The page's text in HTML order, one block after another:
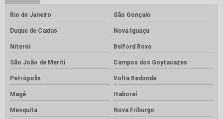
Rio de Janeiro São Gonçalo
Duque de Caxias Nova Iguaçu
Niterói Belford Roxo
São João de Meriti Campos dos Goytacazes
Petrópolis Volta Redonda
Magé Itaboraí
Mesquita Nova Friburgo